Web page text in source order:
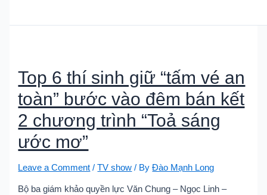
Top 6 thí sinh giữ “tấm vé an
toàn” bước vào đêm bán kết
2 chương trình “Toả sáng
ước mơ”
Leave a Comment /TV show / ByĐào Mạnh Long
Bộ ba giám khảo quyền lực Văn Chung – Ngọc Linh –